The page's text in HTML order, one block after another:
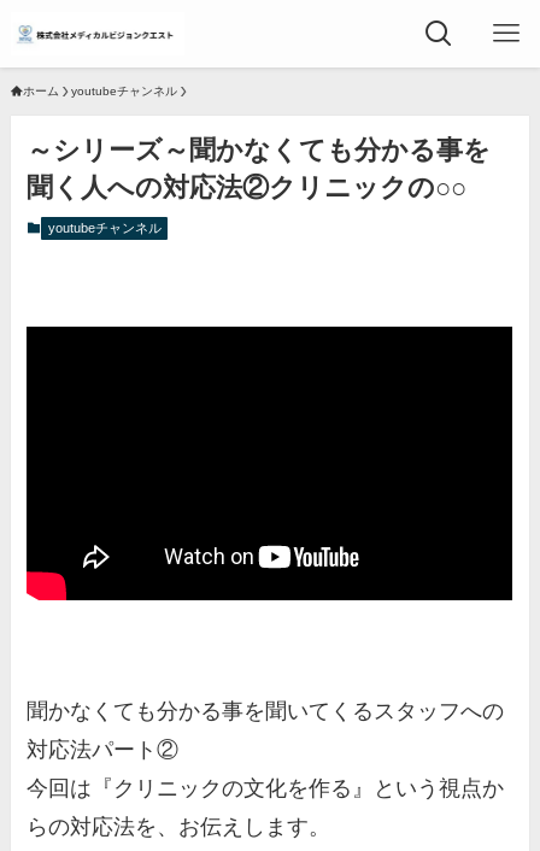
ホーム youtubeチャンネル
～シリーズ～聞かなくても分かる事を
聞く人への対応法②クリニックの○○
youtubeチャンネル
聞かなくても分かる事を聞いてくるスタッフへの
対応法パート②
今回は『クリニックの文化を作る』という視点か
らの対応法を、お伝えします。